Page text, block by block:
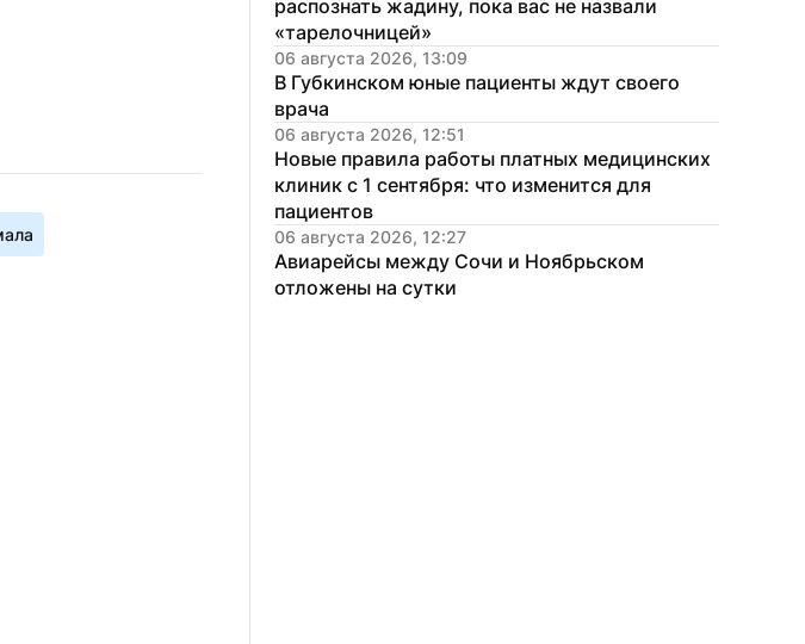
распознать жадину, пока вас не назвали
«тарелочницей»
06 августа 2026, 13:09
В Губкинском юные пациенты ждут своего
врача
06 августа 2026, 12:51
Новые правила работы платных медицинских
клиник с 1 сентября: что изменится для
пациентов
06 августа 2026, 12:27
Авиарейсы между Сочи и Ноябрьском
отложены на сутки